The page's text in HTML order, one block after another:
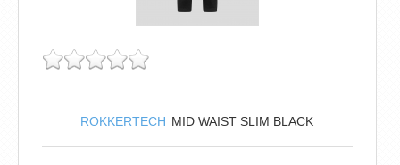
ROKKERTECH MID WAIST SLIM BLACK